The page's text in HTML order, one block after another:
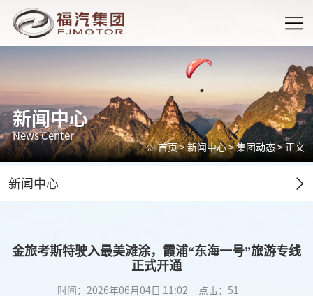
新闻中心
News Center
首页>新闻中心>集团动态> 正文
新闻中心
金旅考斯特驶入最美滩涂，霞浦“东海一号”旅游专线
正式开通
时间：2026年06月04日 11:02 点击：51